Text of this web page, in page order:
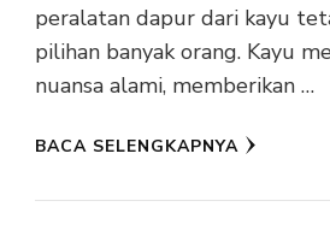
peralatan dapur dari kayu
pilihan banyak orang. Kayu
nuansa alami, memberikan …
BACA SELENGKAPNYA